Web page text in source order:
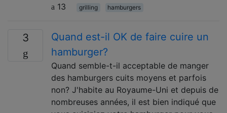
13
grilling hamburgers
3
Quand est-il OK de faire cuire un
hamburger?
Quand semble-t-il acceptable de manger
des hamburgers cuits moyens et parfois
non? J'habite au Royaume-Uni et depuis de
nombreuses années, il est bien indiqué que